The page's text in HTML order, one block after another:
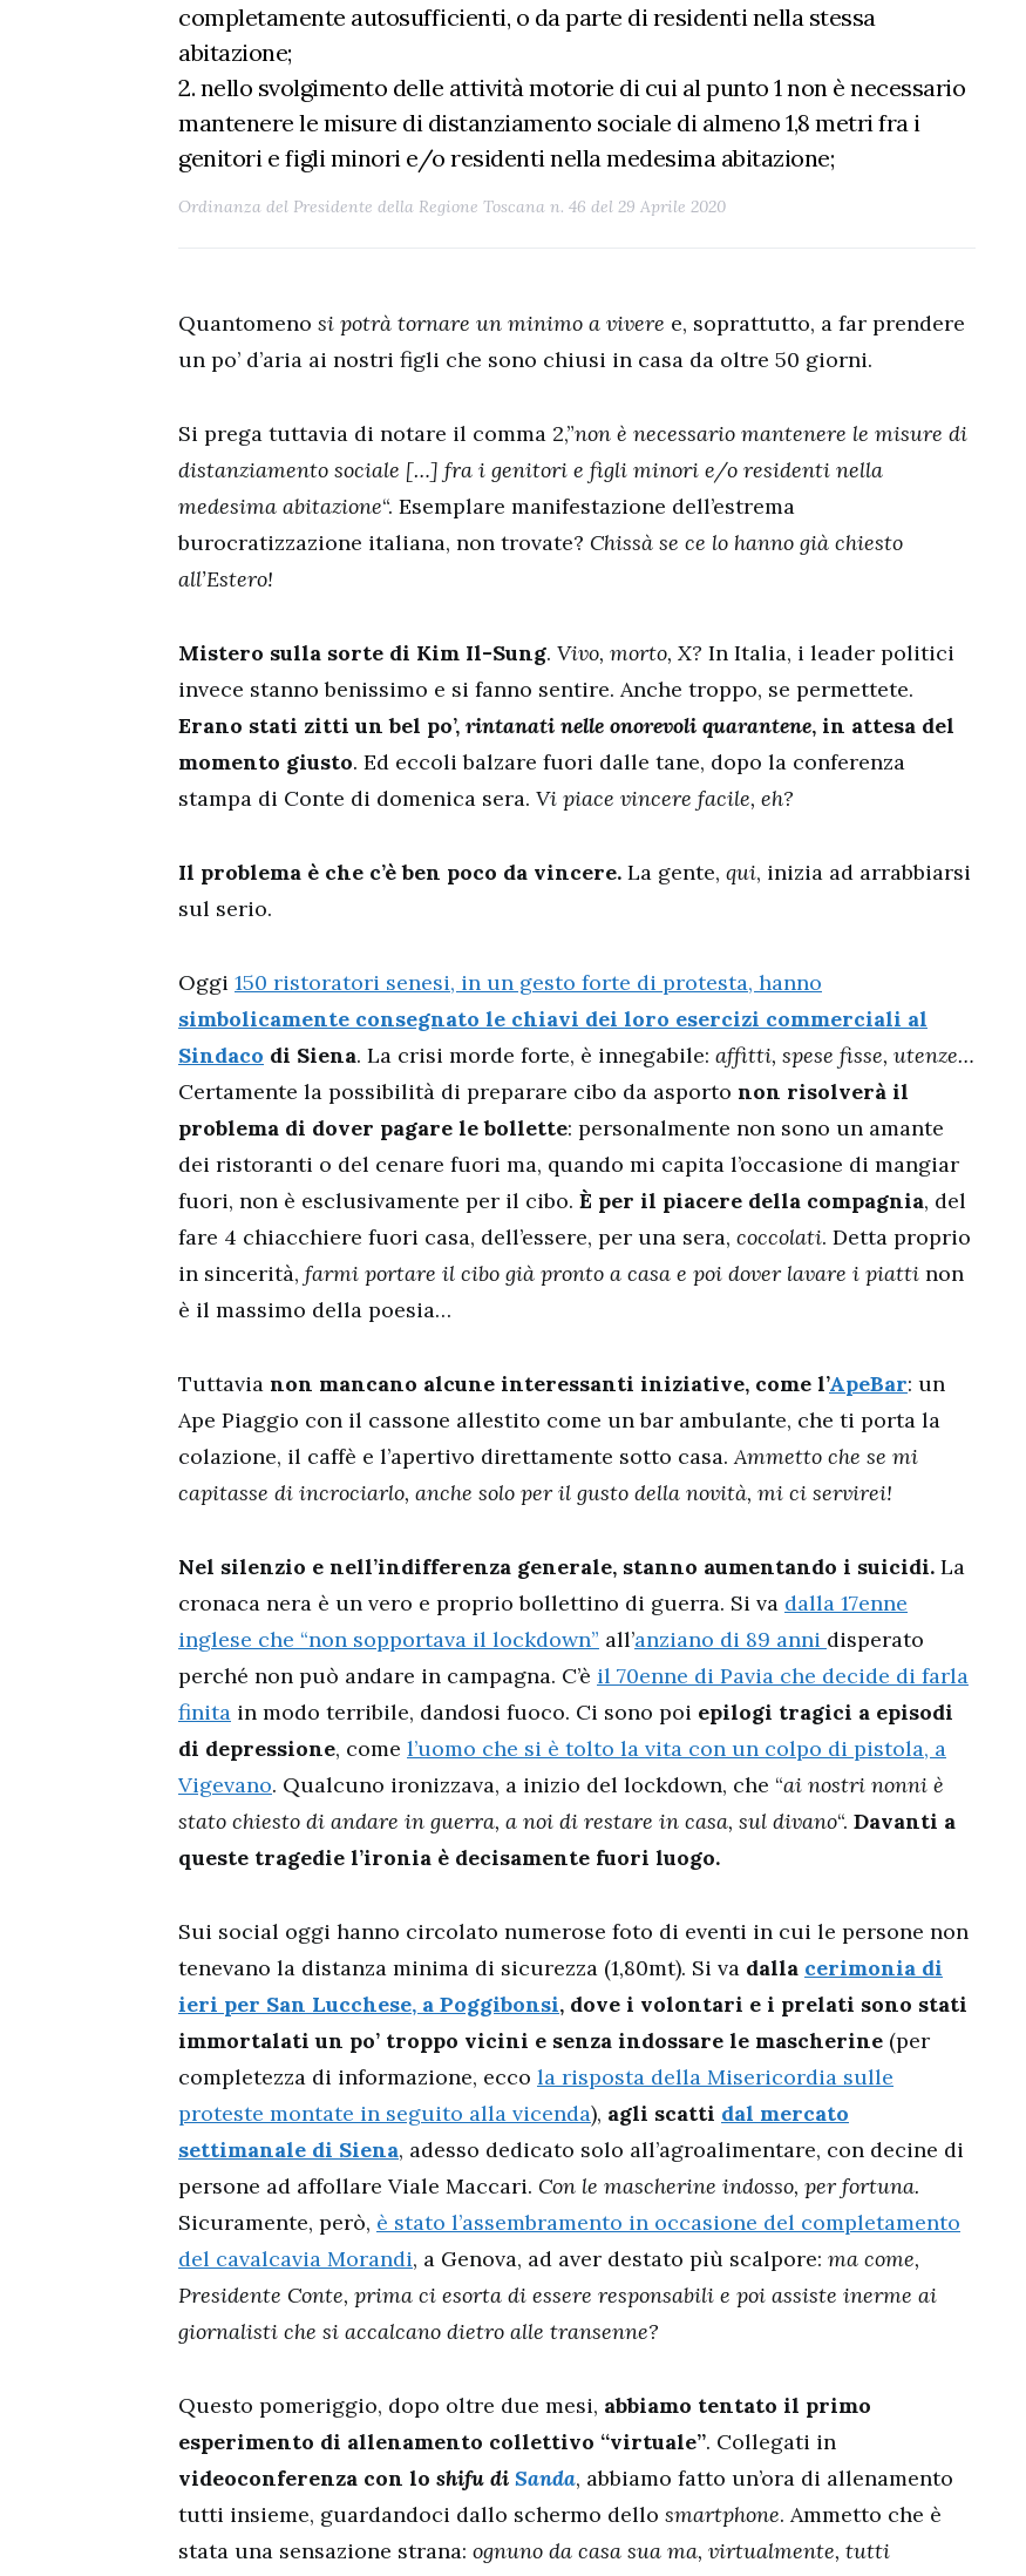
completamente autosufficienti, o da parte di residenti nella stessa
abitazione;
2. nello svolgimento delle attività motorie di cui al punto 1 non è necessario
mantenere le misure di distanziamento sociale di almeno 1,8 metri fra i
genitori e figli minori e/o residenti nella medesima abitazione;
Ordinanza del Presidente della Regione Toscana n. 46 del 29 Aprile 2020
Quantomeno si potrà tornare un minimo a vivere e, soprattutto, a far prendere
un po’ d’aria ai nostri figli che sono chiusi in casa da oltre 50 giorni.
Si prega tuttavia di notare il comma 2,”non è necessario mantenere le misure di
distanziamento sociale […] fra i genitori e figli minori e/o residenti nella
medesima abitazione“. Esemplare manifestazione dell’estrema
burocratizzazione italiana, non trovate? Chissà se ce lo hanno già chiesto
all’Estero!
Mistero sulla sorte di Kim Il-Sung. Vivo, morto, X? In Italia, i leader politici
invece stanno benissimo e si fanno sentire. Anche troppo, se permettete.
Erano stati zitti un bel po’, rintanati nelle onorevoli quarantene, in attesa del
momento giusto. Ed eccoli balzare fuori dalle tane, dopo la conferenza
stampa di Conte di domenica sera. Vi piace vincere facile, eh?
Il problema è che c’è ben poco da vincere. La gente, qui, inizia ad arrabbiarsi
sul serio.
Oggi 150 ristoratori senesi, in un gesto forte di protesta, hanno
simbolicamente consegnato le chiavi dei loro esercizi commerciali al
Sindaco di Siena. La crisi morde forte, è innegabile: affitti, spese fisse, utenze…
Certamente la possibilità di preparare cibo da asporto non risolverà il
problema di dover pagare le bollette: personalmente non sono un amante
dei ristoranti o del cenare fuori ma, quando mi capita l’occasione di mangiar
fuori, non è esclusivamente per il cibo. È per il piacere della compagnia, del
fare 4 chiacchiere fuori casa, dell’essere, per una sera, coccolati. Detta proprio
in sincerità, farmi portare il cibo già pronto a casa e poi dover lavare i piatti non
è il massimo della poesia…
Tuttavia non mancano alcune interessanti iniziative, come l’ApeBar: un
Ape Piaggio con il cassone allestito come un bar ambulante, che ti porta la
colazione, il caffè e l’apertivo direttamente sotto casa.Ammetto che se mi
capitasse di incrociarlo, anche solo per il gusto della novità, mi ci servirei!
Nel silenzio e nell’indifferenza generale, stanno aumentando i suicidi. La
cronaca nera è un vero e proprio bollettino di guerra. Si va dalla 17enne
inglese che “non sopportava il lockdown” all’anziano di 89 anni disperato
perché non può andare in campagna. C’è il 70enne di Pavia che decide di farla
finita in modo terribile, dandosi fuoco. Ci sono poi epilogi tragici a episodi
di depressione, come l’uomo che si è tolto la vita con un colpo di pistola, a
Vigevano. Qualcuno ironizzava, a inizio del lockdown, che “ai nostri nonni è
stato chiesto di andare in guerra, a noi di restare in casa, sul divano“. Davanti a
queste tragedie l’ironia è decisamente fuori luogo.
Sui social oggi hanno circolato numerose foto di eventi in cui le persone non
tenevano la distanza minima di sicurezza (1,80mt). Si va dalla cerimonia di
ieri per San Lucchese, a Poggibonsi, dove i volontari e i prelati sono stati
immortalati un po’ troppo vicini e senza indossare le mascherine (per
completezza di informazione, ecco la risposta della Misericordia sulle
proteste montate in seguito alla vicenda), agli scatti dal mercato
settimanale di Siena, adesso dedicato solo all’agroalimentare, con decine di
persone ad affollare Viale Maccari. Con le mascherine indosso, per fortuna.
Sicuramente, però, è stato l’assembramento in occasione del completamento
del cavalcavia Morandi, a Genova, ad aver destato più scalpore: ma come,
Presidente Conte, prima ci esorta di essere responsabili e poi assiste inerme ai
giornalisti che si accalcano dietro alle transenne?
Questo pomeriggio, dopo oltre due mesi, abbiamo tentato il primo
esperimento di allenamento collettivo “virtuale”. Collegati in
videoconferenza con lo shifu di Sanda, abbiamo fatto un’ora di allenamento
tutti insieme, guardandoci dallo schermo dello smartphone. Ammetto che è
stata una sensazione strana: ognuno da casa sua ma, virtualmente, tutti